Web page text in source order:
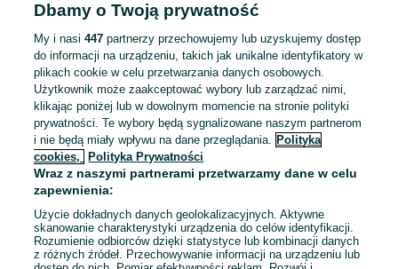
Ostrów Wielkopolski
Odświeżono dnia 27 lipca 2026
Smartwatch Apple Watch
Series 10 46mm * Sklep *
Gwarancja * Wysyłka
1 299 zł
Ostrów Wielkopolski
Odświeżono dnia 27 lipca 2026
1 ... 4 ... 15
Dbamy o Twoją prywatność
My i nasi447 partnerzy przechowujemy lub uzyskujemy dostęp
do informacji na urządzeniu, takich jak unikalne identyfikatory w
plikach cookie w celu przetwarzania danych osobowych.
Użytkownik może zaakceptować wybory lub zarządzać nimi,
klikając poniżej lub w dowolnym momencie na stronie polityki
prywatności. Te wybory będą sygnalizowane naszym partnerom
i nie będą miały wpływu na dane przeglądania. Polityka
cookies,
Polityka Prywatności
Wraz z naszymi partnerami przetwarzamy dane w celu
zapewnienia:
Użycie dokładnych danych geolokalizacyjnych. Aktywne
skanowanie charakterystyki urządzenia do celów identyfikacji.
Rozumienie odbiorców dzięki statystyce lub kombinacji danych
z różnych źródeł. Przechowywanie informacji na urządzeniu lub